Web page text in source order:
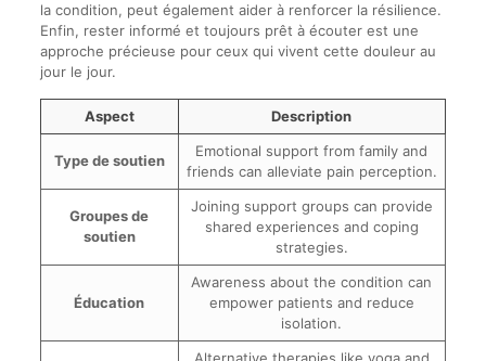
la condition, peut également aider à renforcer la résilience.
Enfin, rester informé et toujours prêt à écouter est une
approche précieuse pour ceux qui vivent cette douleur au
jour le jour.
Aspect Description
Type de soutien
Emotional support from family and
friends can alleviate pain perception.
Groupes de
soutien
Joining support groups can provide
shared experiences and coping
strategies.
Éducation
Awareness about the condition can
empower patients and reduce
isolation.